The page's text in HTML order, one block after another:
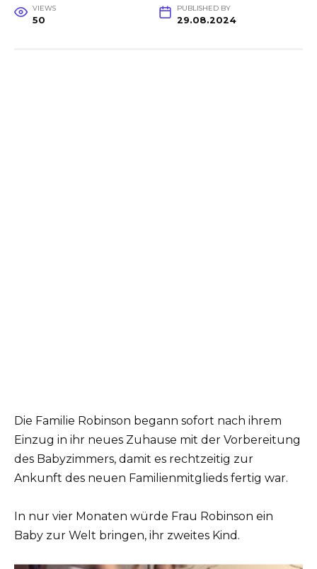
VIEWS
50
PUBLISHED BY
29.08.2024
Die Familie Robinson begann sofort nach ihrem
Einzug in ihr neues Zuhause mit der Vorbereitung
des Babyzimmers, damit es rechtzeitig zur
Ankunft des neuen Familienmitglieds fertig war.
In nur vier Monaten würde Frau Robinson ein
Baby zur Welt bringen, ihr zweites Kind.